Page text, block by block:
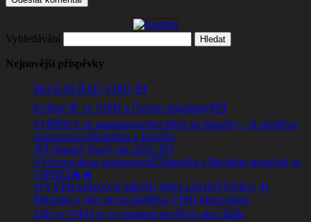
Vyhledávání
Nejnovější příspěvky
ŠKOLNÍ ŘÁD VIPD ☝️❗
Květen 🌸 ve VIPD a Červen prázdniny❗☝️❗
STŘÍPKY ze spankingového štěstí od Jánočky – II.návštěva
sourozenců Michelina a Jánočky
🥂🍾 Štastný Nový rok 2026 🥂🍾
Výchova dvou sourozenců💥Jánočka a Michelin společně ve
VIPD💥🔥🔥
🍴VÝPRASKOVÉ MENU PRO LEONTÝNKU 🍴
Michelin a jeho první návštěva VIPD před rokem
Září ve VIPD je ve znamení skvělých akcí 👍👍